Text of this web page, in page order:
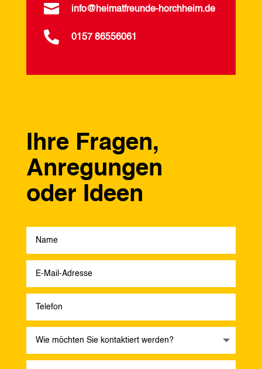
 info@heimatfreunde-horchheim.de
 0157 86556061
Ihre Fragen,
Anregungen
oder Ideen